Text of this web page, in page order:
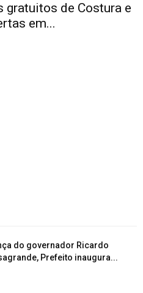
gratuitos de Costura e
em...
do governador Ricardo
Prefeito inaugura...